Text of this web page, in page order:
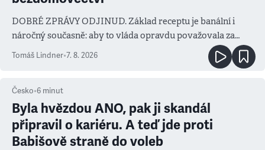
DOBRÉ ZPRÁVY ODJINUD. Základ receptu je banální i
náročný současně: aby to vláda opravdu považovala za
prioritu
Tomáš Lindner•7. 8. 2026
Česko•6 minut
Byla hvězdou ANO, pak ji skandál
připravil o kariéru. A teď jde proti
Babišově straně do voleb